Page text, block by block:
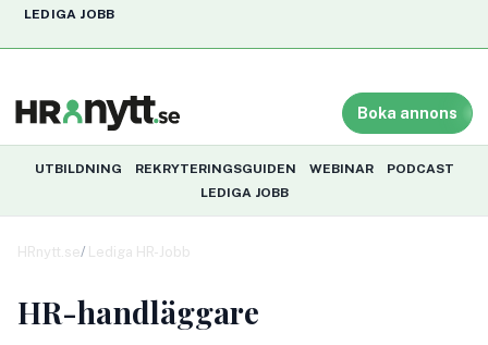
LEDIGA JOBB
Boka annons
UTBILDNING REKRYTERINGSGUIDEN WEBINAR
PODCAST
LEDIGA JOBB
HRnytt.se Lediga HR-Jobb
HR-handläggare